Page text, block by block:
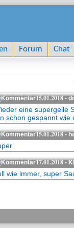
Forum Chat
15.01.2018-
eine supergeile
schon gespannt wie
15.01.2018-
17.01.2018-
wie immer, super